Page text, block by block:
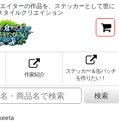
イターの作品を、ステッカーとして世に
タイルクリエイション
作家紹介
ステッカー＆缶バッチ
を作りたい！